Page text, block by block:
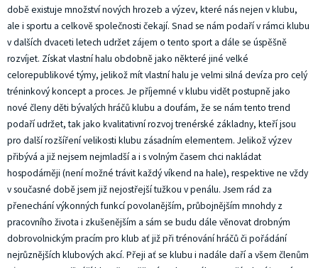
době existuje množství nových hrozeb a výzev, které nás nejen v klubu,
ale i sportu a celkově společnosti čekají. Snad se nám podaří v rámci klubu
v dalších dvaceti letech udržet zájem o tento sport a dále se úspěšně
rozvíjet. Získat vlastní halu obdobně jako některé jiné velké
celorepublikové týmy, jelikož mít vlastní halu je velmi silná devíza pro celý
tréninkový koncept a proces. Je příjemné v klubu vidět postupně jako
nové členy děti bývalých hráčů klubu a doufám, že se nám tento trend
podaří udržet, tak jako kvalitativní rozvoj trenérské základny, kteří jsou
pro další rozšíření velikosti klubu zásadním elementem. Jelikož výzev
přibývá a již nejsem nejmladší a i s volným časem chci nakládat
hospodárněji (není možné trávit každý víkend na hale), respektive ne vždy
v současné době jsem již nejostřejší tužkou v penálu. Jsem rád za
přenechání výkonných funkcí povolanějším, průbojnějším mnohdy z
pracovního života i zkušenějším a sám se budu dále věnovat drobným
dobrovolnickým pracím pro klub ať již při trénování hráčů či pořádání
nejrůznějších klubových akcí. Přeji ať se klubu i nadále daří a všem členům